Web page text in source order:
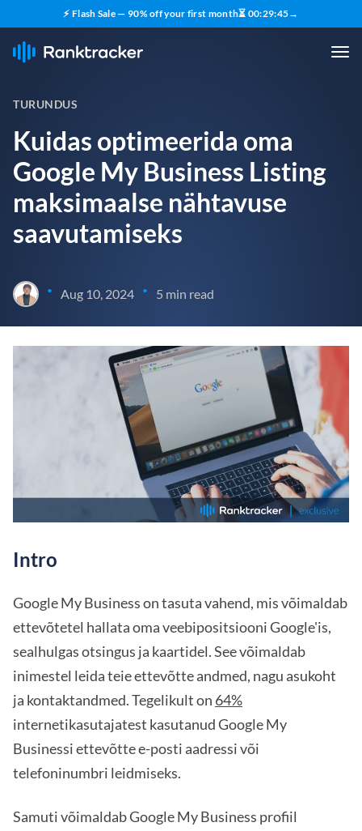
⚡ Flash Sale — 90% off your first month⏳ 00:29:44→
TURUNDUS
Kuidas optimeerida oma
Google My Business Listing
maksimaalse nähtavuse
saavutamiseks
• Aug 10, 2024 • 5 min read
Intro
Google My Business on tasuta vahend, mis võimaldab
ettevõtetel hallata oma veebipositsiooni Google'is,
sealhulgas otsingus ja kaartidel. See võimaldab
inimestel leida teie ettevõtte andmed, nagu asukoht
ja kontaktandmed. Tegelikult on 64%
internetikasutajatest kasutanud Google My
Businessi ettevõtte e-posti aadressi või
telefoninumbri leidmiseks.
Samuti võimaldab Google My Business profiil